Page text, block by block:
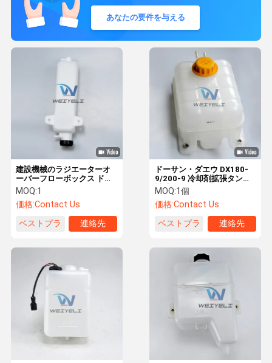
あなたの要件を与える
ドーサン・ダエウ DX180-
9/200-9 冷却剤拡張タンク
補助ケトル ラジエーター 溢
れるボトル
MOQ:1個
価格:Contact Us
ベストプラ
連絡先
建設機械のラジエーターオ
ーバーフローボックス ドー
シャンDX55-9C/60-9C
MOQ:1
価格:Contact Us
ベストプラ
連絡先